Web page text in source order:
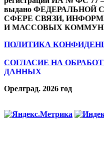
выдано ФЕДЕРАЛЬНОЙ
СФЕРЕ СВЯЗИ,
И МАССОВЫХ
ПОЛИТИКА
СОГЛАСИЕ НА
ДАННЫХ
Орелград. 2026 год